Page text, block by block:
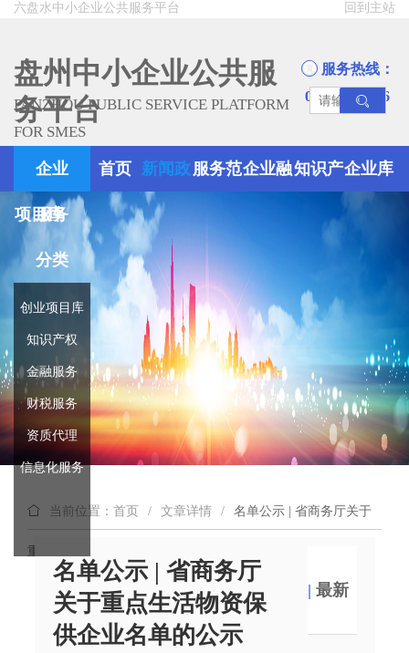
回到主站
六盘水中小企业公共服务平台
盘州中小企业公共服
务平台
PANZHOU PUBLIC SERVICE PLATFORM
FOR SMES
服务热线：
0858-8945666
企业
服务
分类
创业项目库
知识产权
金融服务
财税服务
资质代理
信息化服务
首页 新闻政
策
服务范企业融知识产企业库
项目库
当前位置：首页 / 文章详情 / 名单公示 | 省商务厅关于
重点生活物资保供企业名单的公示
名单公示 | 省商务厅
关于重点生活物资保
供企业名单的公示
|最新